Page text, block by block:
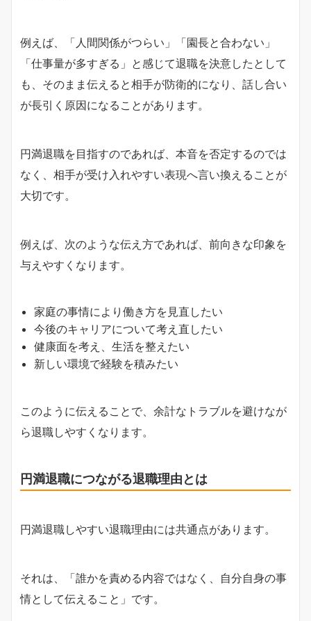
例えば、「人間関係がつらい」「園長と合わない」
「仕事量が多すぎる」と感じて退職を決意したとして
も、そのまま伝えると相手が防衛的になり、話し合い
が長引く原因になることがあります。
円満退職を目指すのであれば、本音を否定するのでは
なく、相手が受け入れやすい表現へ言い換えることが
大切です。
例えば、次のような伝え方であれば、前向きな印象を
与えやすくなります。
家庭の事情により働き方を見直したい
今後のキャリアについて考え直したい
健康面を考え、生活を整えたい
新しい環境で経験を積みたい
このように伝えることで、余計なトラブルを避けなが
ら退職しやすくなります。
円満退職につながる退職理由とは
円満退職しやすい退職理由には共通点があります。
それは、「誰かを責める内容ではなく、自分自身の事
情として伝えること」です。